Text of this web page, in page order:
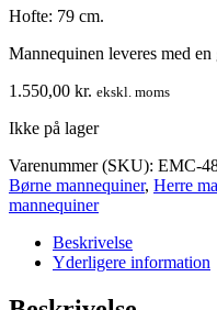
Hofte: 79 cm.
Mannequinen leveres med
1.550,00 kr. ekskl. moms
Ikke på lager
Varenummer (SKU): EMC-
Børne mannequiner, Herre
mannequiner
Beskrivelse
Yderligere information